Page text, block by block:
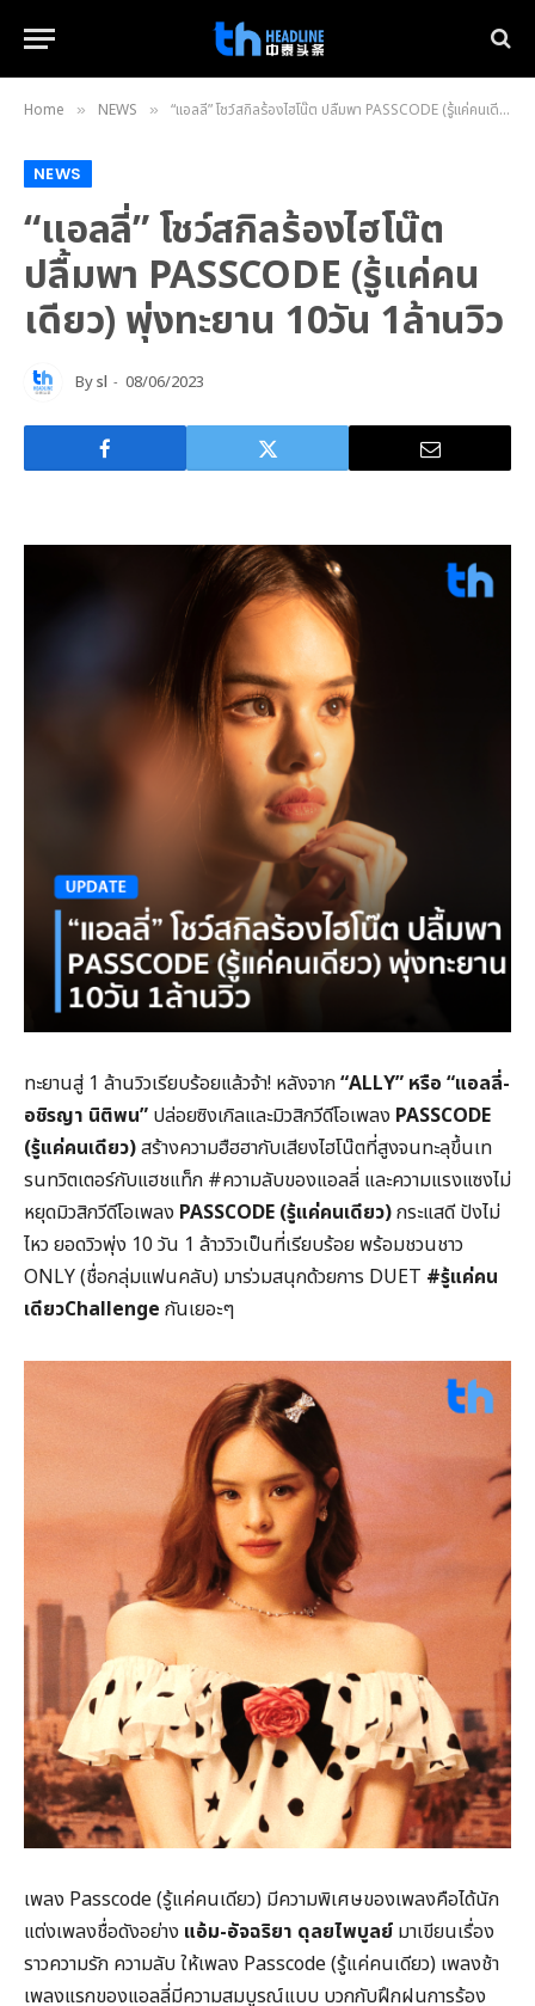
Home » NEWS » “แอลลี่” โชว์สกิลร้องไฮโน๊ต ปลื้มพา PASSCODE (รู้แค่คนเดียว) พุ่งทะยาน 10วัน 1ล้านวิว
NEWS
“แอลลี่” โชว์สกิลร้องไฮโน๊ต
ปลื้มพา PASSCODE (รู้แค่คน
เดียว) พุ่งทะยาน 10วัน 1ล้านวิว
Bysl 08/06/2023
ทะยานสู่ 1 ล้านวิวเรียบร้อยแล้วจ้า! หลังจาก“ALLY” หรือ “แอลลี่-
อชิรญา นิติพน” ปล่อยซิงเกิลและมิวสิกวีดีโอเพลง PASSCODE
(รู้แค่คนเดียว)สร้างความฮืฮฮากับเสียงไฮโน๊ตที่สูงจนทะลุขึ้นเท
รนทวิตเตอร์กับแฮชแท็ก #ความลับของแอลลี่ และความแรงแซงไม่
หยุดมิวสิกวีดีโอเพลง PASSCODE (รู้แค่คนเดียว)กระแสดี ปังไม่
ไหว ยอดวิวพุ่ง 10 วัน 1 ล้าววิวเป็นที่เรียบร้อย พร้อมชวนชาว
ONLY (ชื่อกลุ่มแฟนคลับ) มาร่วมสนุกด้วยการ DUET #รู้แค่คน
เดียวChallenge กันเยอะๆ
เพลง Passcode (รู้แค่คนเดียว) มีความพิเศษของเพลงคือได้นัก
แต่งเพลงชื่อดังอย่าง แอ้ม-อัจฉริยา ดุลยไพบูลย์ มาเขียนเรื่อง
ราวความรัก ความลับ ให้เพลง Passcode (รู้แค่คนเดียว) เพลงช้า
เพลงแรกของแอลลี่มีความสมบูรณ์แบบ บวกกับฝึกฝนการร้อง